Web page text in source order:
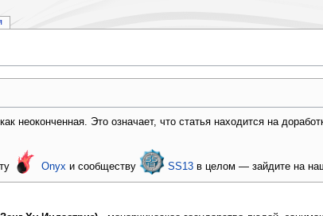
неоконченная. Это означает, что статья находится на
Onyx и сообществу SS13 в целом — зайдите на